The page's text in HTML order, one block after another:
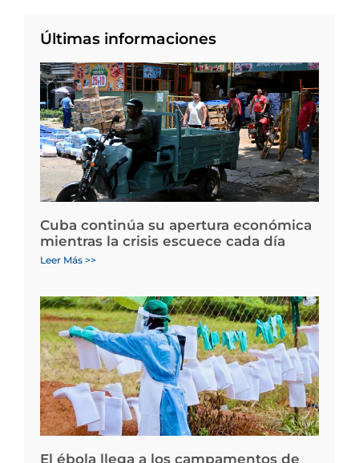
Últimas informaciones
Cuba continúa su apertura económica
mientras la crisis escuece cada día
Leer Más >>
El ébola llega a los campamentos de